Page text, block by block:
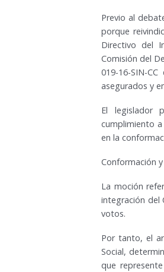
Previo al
porque
Directivo del
Comisión del
019-16-SIN-
asegurados y
El legislador
cumplimiento
en la
Conformación
La moción
integración del
votos.
Por tanto, el
Social,
que